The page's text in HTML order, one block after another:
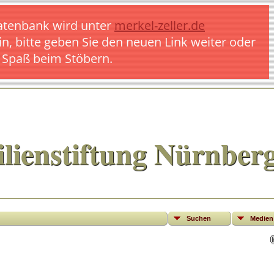
wird unter merkel-zeller.de
bitte geben Sie den neuen Link weiter oder
beim Stöbern.
Suchen Medien